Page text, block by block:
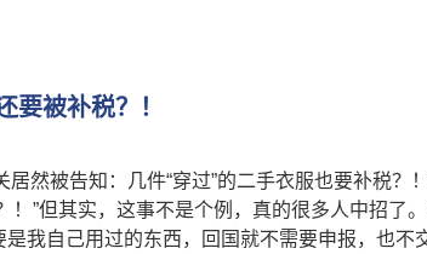
要被补税？！
然被告知：几件“穿过”的二手衣服也要补税？
”但其实，这事不是个例，真的很多人中招了
是我自己用过的东西，回国就不需要申报，也不